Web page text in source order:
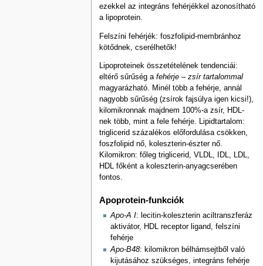
ezekkel az integráns fehérjékkel azonosítható
a lipoprotein.
Felszíni fehérjék: foszfolipid-membránhoz
kötődnek, cserélhetők!
Lipoproteinek összetételének tendenciái:
eltérő sűrűség a fehérje – zsír tartalommal
magyarázható. Minél több a fehérje, annál
nagyobb sűrűség (zsírok fajsúlya igen kicsi!),
kilomikronnak majdnem 100%-a zsír, HDL-
nek több, mint a fele fehérje. Lipidtartalom:
triglicerid százalékos előfordulása csökken,
foszfolipid nő, koleszterin-észter nő.
Kilomikron: főleg triglicerid, VLDL, IDL, LDL,
HDL főként a koleszterin-anyagcserében
fontos.
Apoprotein-funkciók
Apo-A I: lecitin-koleszterin aciltranszferáz
aktivátor, HDL receptor ligand, felszíni
fehérje
Apo-B48: kilomikron bélhámsejtből való
kijutásához szükséges, integráns fehérje